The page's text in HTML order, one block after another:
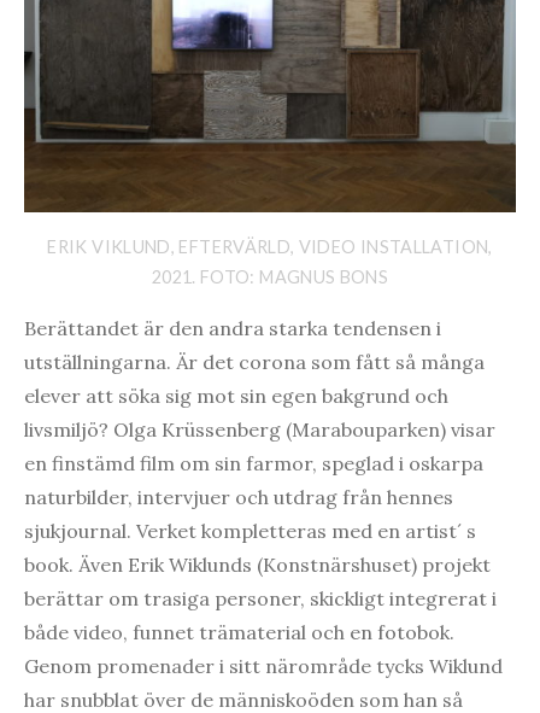
ERIK VIKLUND, EFTERVÄRLD, VIDEO INSTALLATION,
2021. FOTO: MAGNUS BONS
Berättandet är den andra starka tendensen i
utställningarna. Är det corona som fått så många
elever att söka sig mot sin egen bakgrund och
livsmiljö? Olga Krüssenberg (Marabouparken) visar
en finstämd film om sin farmor, speglad i oskarpa
naturbilder, intervjuer och utdrag från hennes
sjukjournal. Verket kompletteras med en artist´ s
book. Även Erik Wiklunds (Konstnärshuset) projekt
berättar om trasiga personer, skickligt integrerat i
både video, funnet trämaterial och en fotobok.
Genom promenader i sitt närområde tycks Wiklund
har snubblat över de människoöden som han så